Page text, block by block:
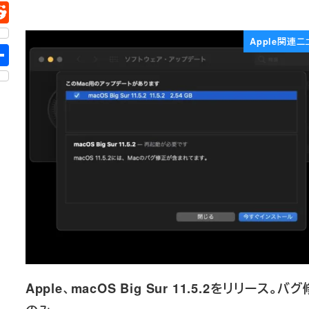
Apple関連ニ
Apple、macOS Big Sur 11.5.2をリリース。バグ